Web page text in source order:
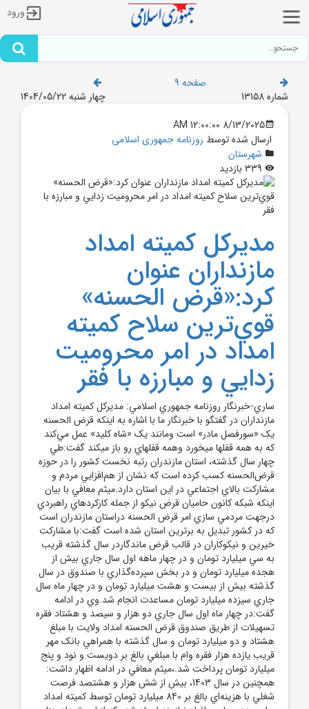
ورود
صفحه 9
شماره 13158
چهار شنبه 1404/05/22
8/13/2025 12:00:00 AM
ارسال شده توسط روزنامه جمهوری اسلامی
شهرستان
مديرکل کميته امداد
مازنداران عنوان
کرد:«قرض الحسنه»
قوي‌ترين سلاح کميته
امداد در امر محروميت
زدايي و مبارزه با فقر
ساري-خبرنگار روزنامه جمهوري اسلامي: مديرکل کميته امداد
مازنداران در گفتگو با خبرنگار ما با اشاره به اينکه قرض الحسنه
يک «سورفصل مادر» است ومانند يک «شاه کليد» عمل مي‌کند
که به همه قفلها ميخورد وهمه قفلهاي رو باز ميکند گفت:طي
چهار سال گذشته، استان مازندران رتبه نخست کشور را در حوزه
قرض‌الحسنه کسب کرده است که نشان از هم‌افزايي مردم و
مشارکت بالاي اجتماعي در اين استان دارد.ميثم معافي با بيان
اينکه شبکه کانون حاميان قرض نيکو از جمله کارکردهاي راهبردي
درجهت مردمي سازي امر قرض الحسنه دراستان مازندران است
که در کشور تبديل به برترين استان شده است گفت:با مشارکت
خيرين و نيکوکاران در قالب قرض ماندگاردر سال گذشته قريب
به سي ميليارد تومان و در چهار ماهه اول سال جاري بيش از
هجده ميليارد تومان و در بخش سپرده‌گذاري با صندوق در سال
گذشته بيش از بيست و هشت ميليارد تومان و در چهار ماه سال
جاري سيزده ميليارد تومان مساعدت انجام شد.وي در ادامه
گفت:در چهار ماه اول سال جاري دو هزار و سيصد و هشتاد فقره
تسهيلات از طريق صندوق قرض الحسنه امداد ولايت با مبلغ
هشتاد و دو ميليارد تومان و سال گذشته با همراهي بانک مهر
قريب يازده هزار فقره وام با مبلغي بالغ بر دويست و نود و پنج
ميليارد تومان پرداخت شد.،ميثم معافي در ادامه اظهار داشت:
همچنين در سال 1403، بيش از شش هزار و هشتصد فرصت
شغلي با هزينه‌اي بالغ بر 840 ميليارد تومان توسط کميته امداد